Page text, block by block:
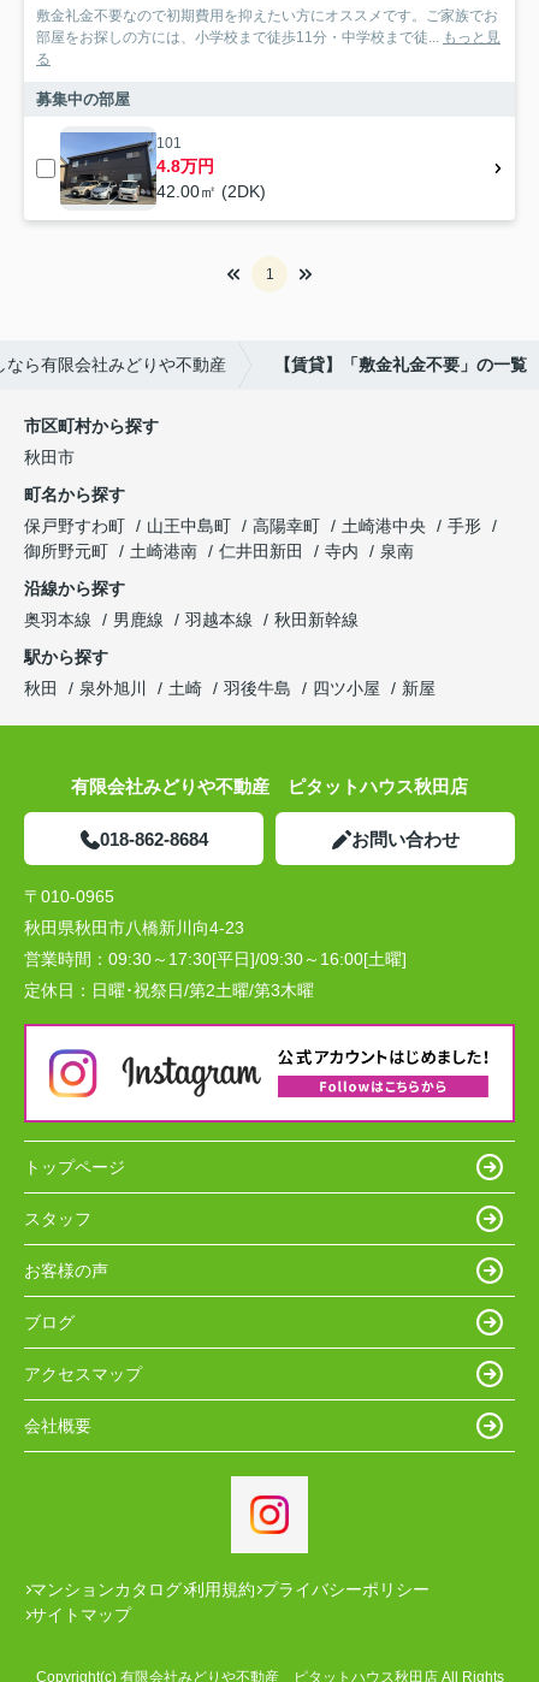
敷金礼金不要なので初期費用を抑えたい方にオススメです。ご家族でお
部屋をお探しの方には、小学校まで徒歩11分・中学校まで徒... もっと見
る
募集中の部屋
101
4.8万円
42.00㎡ (2DK)
1
ら有限会社みどりや不動産 【賃貸】「敷金礼金不要」の一覧
市区町村から探す
秋田市
町名から探す
保戸野すわ町
山王中島町 高陽幸町 土崎港中央
手形
御所野元町
土崎港南 仁井田新田 寺内
泉南
沿線から探す
奥羽本線
男鹿線 羽越本線
秋田新幹線
駅から探す
秋田
泉外旭川 土崎 羽後牛島 四ツ小屋 新屋
有限会社みどりや不動産 ピタットハウス秋田店
018-862-8684 お問い合わせ
〒010-0965
秋田県秋田市八橋新川向4-23
営業時間： 09:30～17:30[平日]/09:30～16:00[土曜]
定休日： 日曜･祝祭日/第2土曜/第3木曜
トップページ
スタッフ
お客様の声
ブログ
アクセスマップ
会社概要
マンションカタログ 利用規約 プライバシーポリシー
サイトマップ
Copyright(c) 有限会社みどりや不動産 ピタットハウス秋田店 All Rights